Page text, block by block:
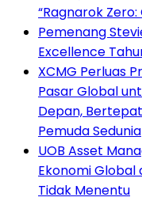
“Ragnarok
Pemenang
Excellence
XCMG Perluas
Pasar Global
Depan,
Pemuda Sedunia
UOB Asset
Ekonomi Global
Tidak Menentu